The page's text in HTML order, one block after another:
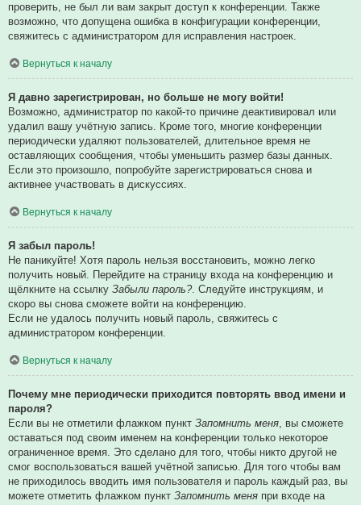
проверить, не был ли вам закрыт доступ к конференции. Также
возможно, что допущена ошибка в конфигурации конференции,
свяжитесь с администратором для исправления настроек.
Вернуться к началу
Я давно зарегистрирован, но больше не могу войти!
Возможно, администратор по какой-то причине деактивировал или
удалил вашу учётную запись. Кроме того, многие конференции
периодически удаляют пользователей, длительное время не
оставляющих сообщения, чтобы уменьшить размер базы данных.
Если это произошло, попробуйте зарегистрироваться снова и
активнее участвовать в дискуссиях.
Вернуться к началу
Я забыл пароль!
Не паникуйте! Хотя пароль нельзя восстановить, можно легко
получить новый. Перейдите на страницу входа на конференцию и
щёлкните на ссылку Забыли пароль?. Следуйте инструкциям, и
скоро вы снова сможете войти на конференцию.
Если не удалось получить новый пароль, свяжитесь с
администратором конференции.
Вернуться к началу
Почему мне периодически приходится повторять ввод имени и
пароля?
Если вы не отметили флажком пункт Запомнить меня , вы сможете
оставаться под своим именем на конференции только некоторое
ограниченное время. Это сделано для того, чтобы никто другой не
смог воспользоваться вашей учётной записью. Для того чтобы вам
не приходилось вводить имя пользователя и пароль каждый раз, вы
можете отметить флажком пункт Запомнить меня при входе на